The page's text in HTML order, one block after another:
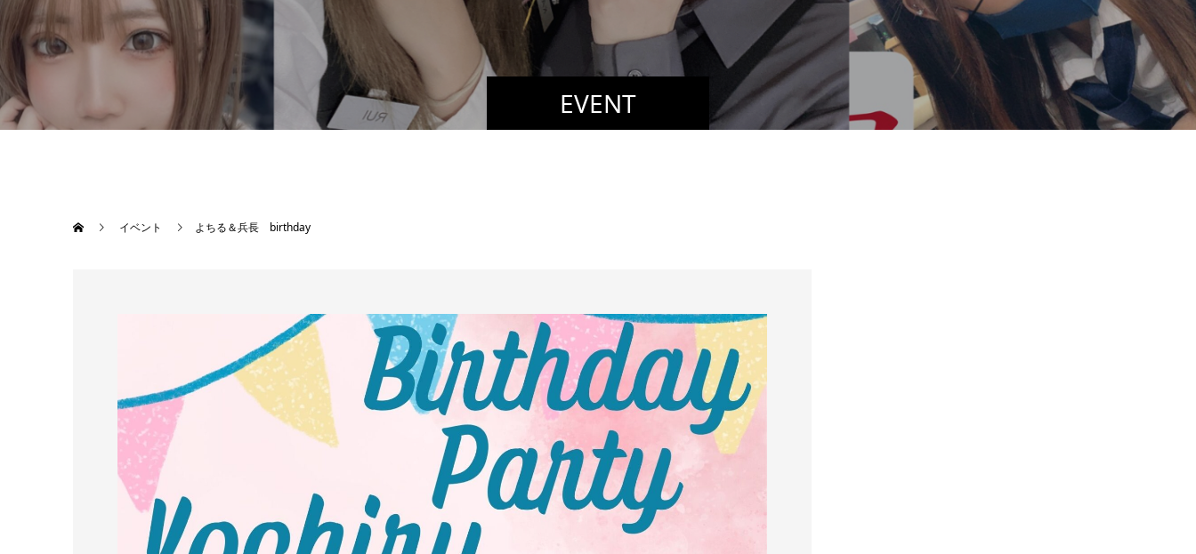
EVENT
イベント よちる＆兵長 birthday